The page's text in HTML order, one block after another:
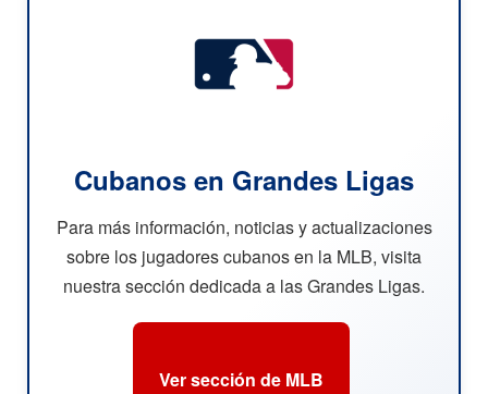
Cubanos en Grandes Ligas
Para más información, noticias y actualizaciones
sobre los jugadores cubanos en la MLB, visita
nuestra sección dedicada a las Grandes Ligas.
Ver sección de MLB